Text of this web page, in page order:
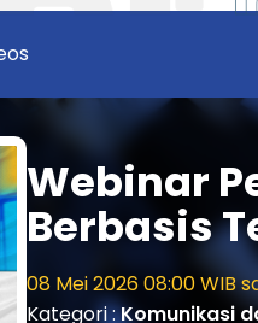
Webinar
Berbasis
08 Mei 2026 08:00 WIB
Kategori :Komunikasi